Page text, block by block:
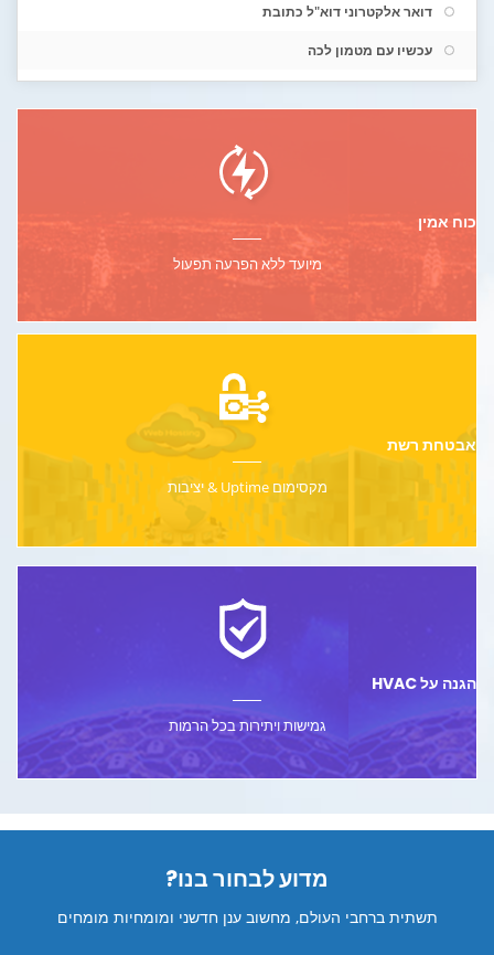
דואר אלקטרוני דוא"ל כתובת
עכשיו עם מטמון לכה
כוח אמין
מיועד ללא הפרעה תפעול
אבטחת רשת
מקסימום Uptime & יציבות
הגנה על HVAC
גמישות ויתירותבכל הרמות
מדוע לבחור בנו?
תשתית ברחבי העולם, מחשוב ענן חדשני ומומחיות מומחים